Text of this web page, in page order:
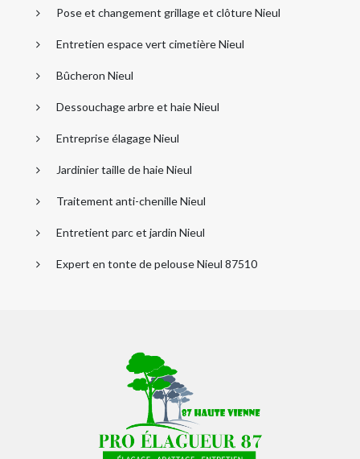
Pose et changement grillage et clôture Nieul
Entretien espace vert cimetière Nieul
Bûcheron Nieul
Dessouchage arbre et haie Nieul
Entreprise élagage Nieul
Jardinier taille de haie Nieul
Traitement anti-chenille Nieul
Entretient parc et jardin Nieul
Expert en tonte de pelouse Nieul 87510